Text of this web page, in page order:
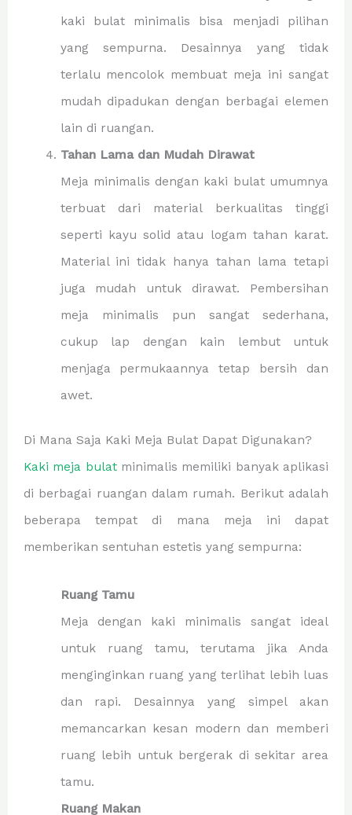
kaki bulat minimalis bisa menjadi pilihan
yang sempurna. Desainnya yang tidak
terlalu mencolok membuat meja ini sangat
mudah dipadukan dengan berbagai elemen
lain di ruangan.
Tahan Lama dan Mudah Dirawat
Meja minimalis dengan kaki bulat umumnya
terbuat dari material berkualitas tinggi
seperti kayu solid atau logam tahan karat.
Material ini tidak hanya tahan lama tetapi
juga mudah untuk dirawat. Pembersihan
meja minimalis pun sangat sederhana,
cukup lap dengan kain lembut untuk
menjaga permukaannya tetap bersih dan
awet.
Di Mana Saja Kaki Meja Bulat Dapat Digunakan?
Kaki meja bulatminimalis memiliki banyak aplikasi
di berbagai ruangan dalam rumah. Berikut adalah
beberapa tempat di mana meja ini dapat
memberikan sentuhan estetis yang sempurna:
Ruang Tamu
Meja dengan kaki minimalis sangat ideal
untuk ruang tamu, terutama jika Anda
menginginkan ruang yang terlihat lebih luas
dan rapi. Desainnya yang simpel akan
memancarkan kesan modern dan memberi
ruang lebih untuk bergerak di sekitar area
tamu.
Ruang Makan